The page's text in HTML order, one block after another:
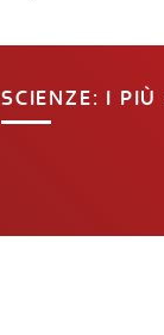
SCIENZE: I PIÙ